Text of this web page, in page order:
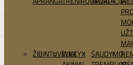
ŽIBINTUVĖLIAI
WILEYX ŠAUDYMO